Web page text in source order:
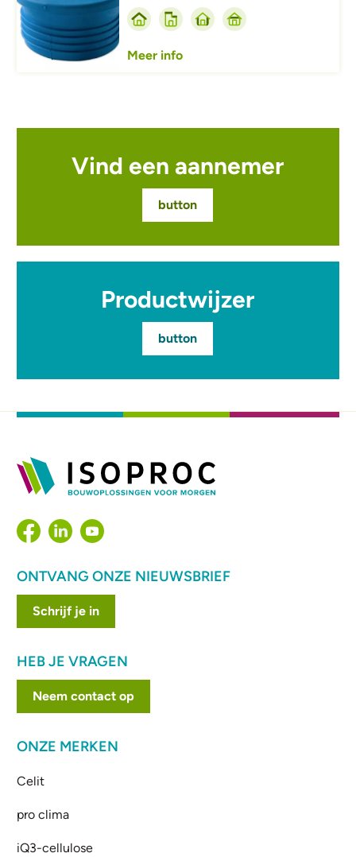
Meer info
Vind een aannemer
button
Productwijzer
button
ONTVANG ONZE NIEUWSBRIEF
Schrijf je in
HEB JE VRAGEN
Neem contact op
ONZE MERKEN
Celit
pro clima
iQ3-cellulose